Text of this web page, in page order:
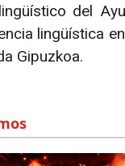
del
lingüística
Gipuzkoa.